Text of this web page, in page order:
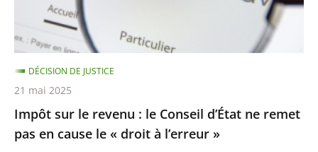
d’État
ne
remet
pas
en
cause
le
Impôt sur le revenu : le Conseil d’État ne remet
pas en cause le « droit à l’erreur »
DÉCISION DE JUSTICE
21 mai 2025